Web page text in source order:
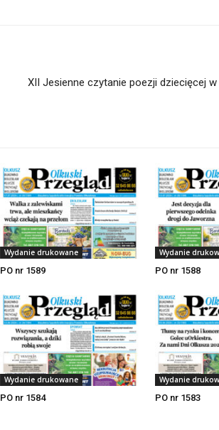
XII Jesienne czytanie poezji dziecięcej w
Wydanie drukowane
PO nr 1589
Wydanie
PO nr 1588
Wydanie drukowane
PO nr 1584
Wydanie
PO nr 1583